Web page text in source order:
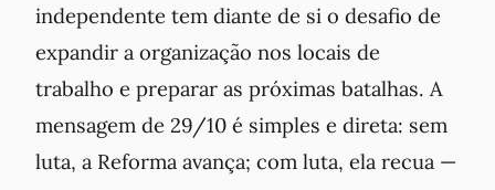
independente tem diante de si o desafio de
expandir a organização nos locais de
trabalho e preparar as próximas batalhas. A
mensagem de 29/10 é simples e direta: sem
luta, a Reforma avança; com luta, ela recua —